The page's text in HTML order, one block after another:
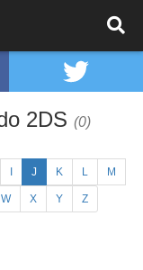
2DS (0)
J K L M
W X Y Z